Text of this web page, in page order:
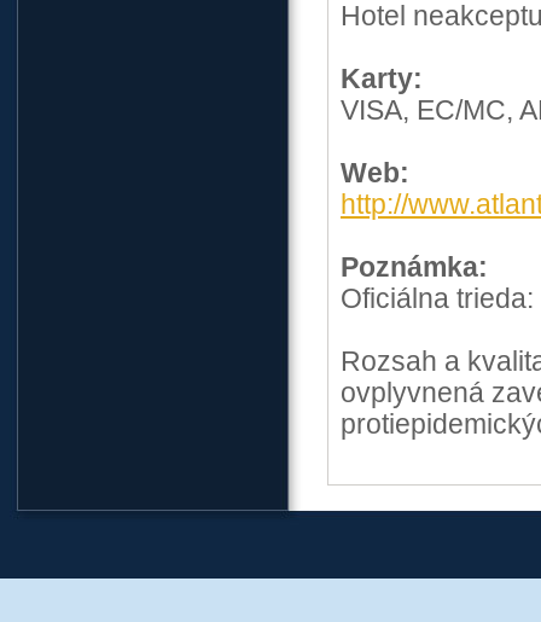
Hotel
Karty:
VISA, EC/MC,
Web:
http://
Poznámka:
Oficiálna
Rozsah a
ovplyvnená